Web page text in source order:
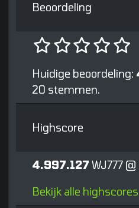
Beoordeling
Huidige beoordeling:
20 stemmen.
Highscore
4.997.127 WJ777
Bekijk alle highscores